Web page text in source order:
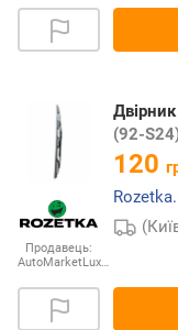
Продавець:
AutoMarketLux…
(92-
120